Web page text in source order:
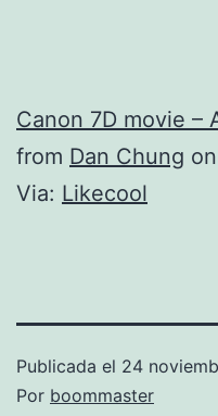
Canon 7D movie –
from Dan Chung on
Via: Likecool
Publicada el 24
Por boommaster